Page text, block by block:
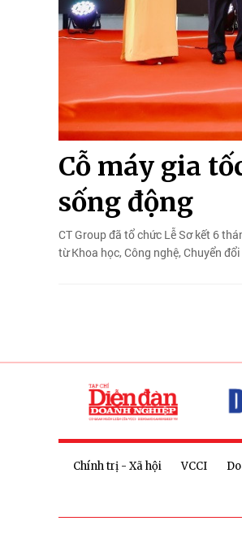
Cỗ máy gia
sống động
CT Group đã tổ chức Lễ Sơ kết 6
từ Khoa học, Công nghệ, Chuyển
Chính trị - Xã hội VCCI